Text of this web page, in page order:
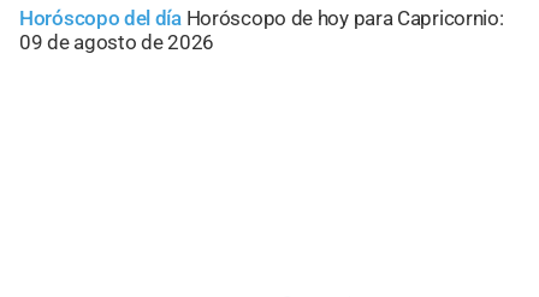
Horóscopo del día Horóscopo de hoy para Capricornio:
09 de agosto de 2026